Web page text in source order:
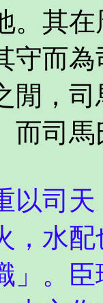
。其
守而
閒，
而司
以司
，水
」。